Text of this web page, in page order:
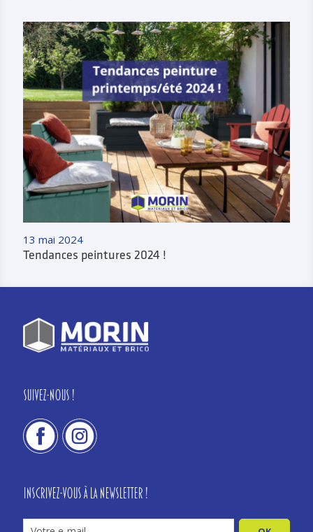
13 mai 2024
Tendances peintures 2024 !
Suivez-nous !
Inscrivez-vous à la newsletter !